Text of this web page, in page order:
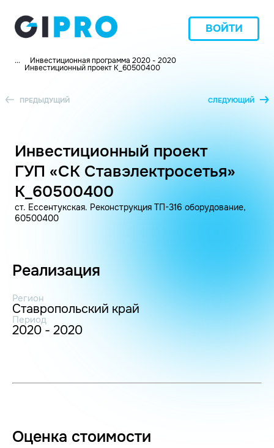
ВОЙТИ
... Инвестиционная программа 2020 - 2020
Инвестиционный проект K_60500400
ПРЕДЫДУЩИЙ СЛЕДУЮЩИЙ
Инвестиционный проект
ГУП «СК Ставэлектросетья»
K_60500400
ст. Ессентукская. Реконструкция ТП-316 оборудование,
60500400
Реализация
Регион
Ставропольский край
Период
2020 - 2020
Оценка стоимости